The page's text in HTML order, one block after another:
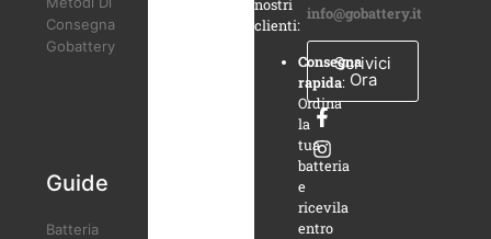
nostri
clienti:
Consegna
rapida:
Ordina
la
tua
batteria
e
ricevila
entro
info@gobattery.it
Scrivici
Ora
Consegna
Gobattery
Guide
Batteria